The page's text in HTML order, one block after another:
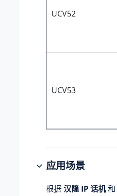
UCV52
UCV53
应用场景
根据汉隆 IP 话机和